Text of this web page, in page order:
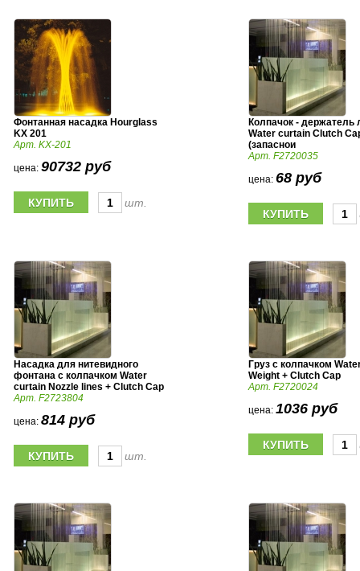
Фонтанная насадка Hourglass
KX 201
Арт. KX-201
цена: 90732 руб
шт.
Колпачок - держатель
Water curtain Clutch
(запаснои
Арт. F2720035
цена: 68 руб
Насадка для нитевидного
фонтана с колпачком Water
curtain Nozzle lines + Clutch Cap
Арт. F2723804
цена: 814 руб
шт.
Груз с колпачком
Weight + Clutch Cap
Арт. F2720024
цена: 1036 руб